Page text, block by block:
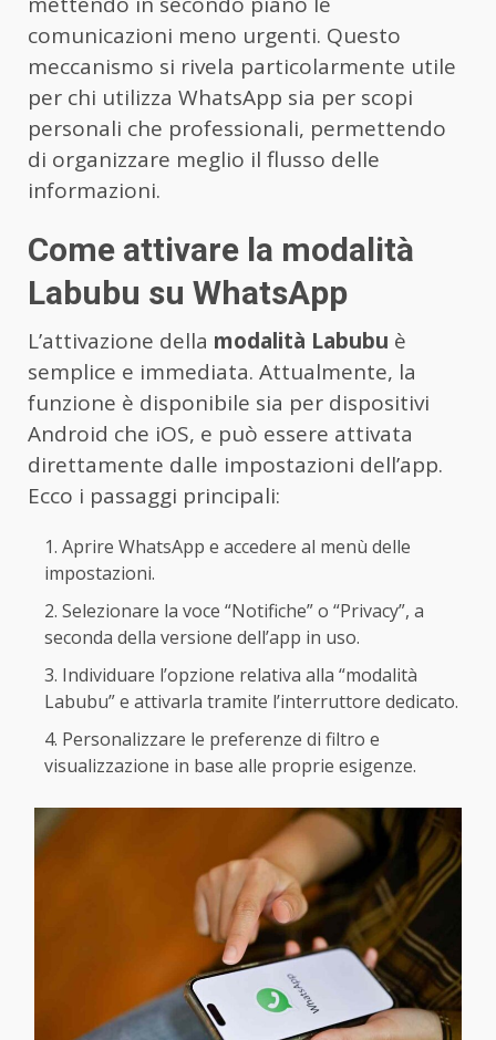
comunicazioni meno urgenti. Questo
meccanismo si rivela particolarmente utile
per chi utilizza WhatsApp sia per scopi
personali che professionali, permettendo
di organizzare meglio il flusso delle
informazioni.
Come attivare la modalità
Labubu su WhatsApp
L’attivazione della modalità Labubu è
semplice e immediata. Attualmente, la
funzione è disponibile sia per dispositivi
Android che iOS, e può essere attivata
direttamente dalle impostazioni dell’app.
Ecco i passaggi principali:
Aprire WhatsApp e accedere al menù delle
impostazioni.
Selezionare la voce “Notifiche” o “Privacy”, a
seconda della versione dell’app in uso.
Individuare l’opzione relativa alla “modalità
Labubu” e attivarla tramite l’interruttore dedicato.
Personalizzare le preferenze di filtro e
visualizzazione in base alle proprie esigenze.